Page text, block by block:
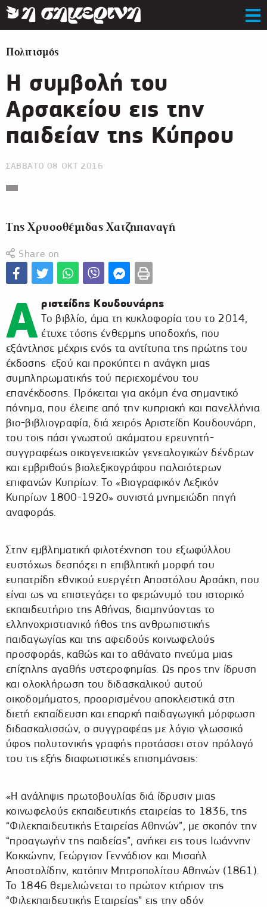
Πολιτισμός
Η συμβολή του
Αρσακείου εις την
παιδείαν της Κύπρου
ΣΑΒΒΑΤΟ 08 ΟΚΤ 2016
Της Χρυσοθέμιδας Χατζηπαναγή
Share on
Α ριστείδης Κουδουνάρης
Το βιβλίο, άμα τη κυκλοφορία του το 2014,
έτυχε τόσης ένθερμης υποδοχής, που
εξάντλησε μέχρις ενός τα αντίτυπα της πρώτης του
έκδοσης· εξού και προκύπτει η ανάγκη μιας
συμπληρωματικής τού περιεχομένου του
επανέκδοσης. Πρόκειται για ακόμη ένα σημαντικό
πόνημα, που έλειπε από την κυπριακή και πανελλήνια
βιο-βιβλιογραφία, διά χειρός Αριστείδη Κουδουνάρη,
του τοις πάσι γνωστού ακάματου ερευνητή-
συγγραφέως οικογενειακών γενεαλογικών δένδρων
και εμβριθούς βιολεξικογράφου παλαιότερων
επιφανών Κυπρίων. Το «Βιογραφικόν Λεξικόν
Κυπρίων 1800-1920» συνιστά μνημειώδη πηγή
αναφοράς.
Στην εμβληματική φιλοτέχνηση του εξωφύλλου
ευστόχως δεσπόζει η επιβλητική μορφή του
ευπατρίδη εθνικού ευεργέτη Αποστόλου Αρσάκη, που
είναι ως να επιστεγάζει το φερώνυμό του ιστορικό
εκπαιδευτήριο της Αθήνας, διαμηνύοντας το
ελληνοχριστιανικό ήθος της ανθρωπιστικής
παιδαγωγίας και της αφειδούς κοινωφελούς
προσφοράς, καθώς και το αθάνατο πνεύμα μιας
επίζηλης αγαθής υστεροφημίας. Ως προς την ίδρυση
και ολοκλήρωση του διδασκαλικού αυτού
οικοδομήματος, προορισμένου αποκλειστικά στη
διετή εκπαίδευση και επαρκή παιδαγωγική μόρφωση
διδασκαλισσών, ο συγγραφέας με λόγιο γλωσσικό
ύφος πολυτονικής γραφής προτάσσει στον πρόλογό
του τις εξής διαφωτιστικές επισημάνσεις:
«Η ανάληψις πρωτοβουλίας διά ίδρυσιν μιας
κοινωφελούς εκπαιδευτικής εταιρείας το 1836, της
“Φιλεκπαιδευτικής Εταιρείας Αθηνών”, με σκοπόν την
“προαγωγήν της παιδείας”, ανήκει εις τους Ιωάννην
Κοκκώνην, Γεώργιον Γεννάδιον και Μισαήλ
Αποστολίδην, κατόπιν Μητροπολίτου Αθηνών (1861).
Το 1846 θεμελιώνεται το πρώτον κτήριον της
“Φιλεκπαιδευτικής Εταιρείας” εις την οδόν